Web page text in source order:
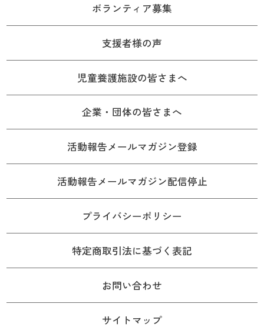
ボランティア募集
支援者様の声
児童養護施設の皆さまへ
企業・団体の皆さまへ
活動報告メールマガジン登録
活動報告メールマガジン配信停止
プライバシーポリシー
特定商取引法に基づく表記
お問い合わせ
サイトマップ